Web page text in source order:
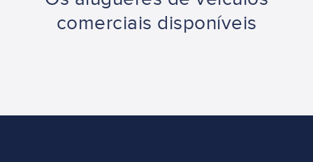
comerciais disponíveis